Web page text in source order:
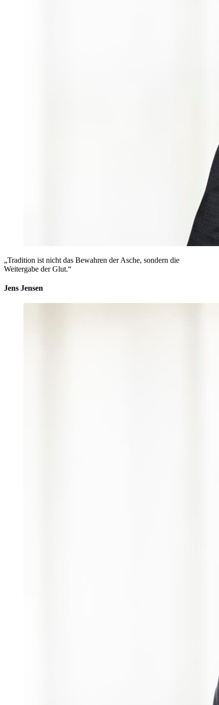
„Tradition ist nicht das Bewahren der Asche, sondern die
Weitergabe der Glut.“
Jens Jensen